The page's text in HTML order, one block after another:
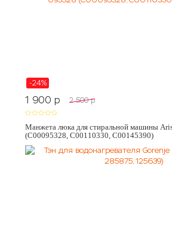
-24%
1 900 p 2 500 p
Манжета люка для стиральной машины
(C00095328, C00110330, C00145390)